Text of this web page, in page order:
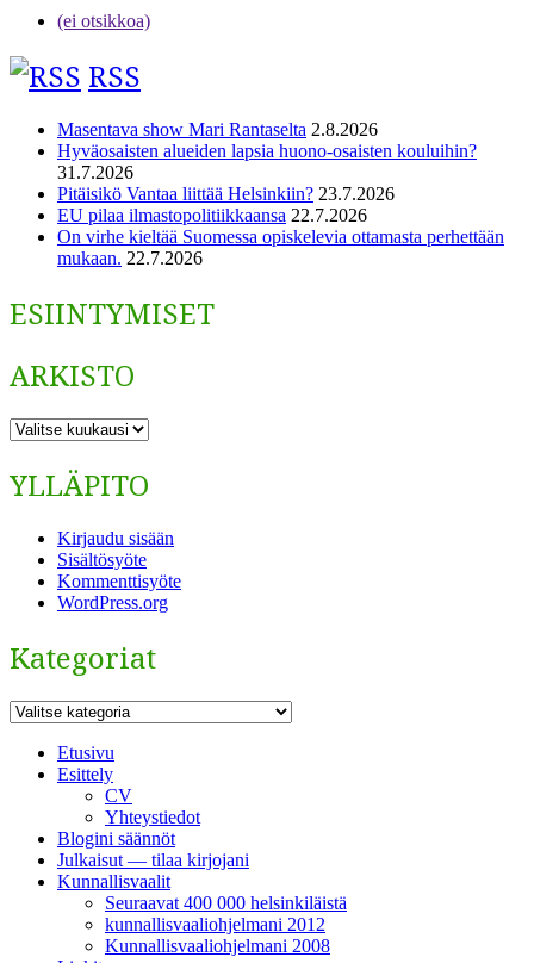
(ei otsikkoa)
RSS
Masentava show Mari Rantaselta 2.8.2026
Hyväosaisten alueiden lapsia huono-osaisten kouluihin?
31.7.2026
Pitäisikö Vantaa liittää Helsinkiin? 23.7.2026
EU pilaa ilmastopolitiikkaansa 22.7.2026
On virhe kieltää Suomessa opiskelevia ottamasta perhettään
mukaan. 22.7.2026
ESIINTYMISET
ARKISTO
ARKISTO
YLLÄPITO
Kirjaudu sisään
Sisältösyöte
Kommenttisyöte
WordPress.org
Kategoriat
Kategoriat
Etusivu
Esittely
CV
Yhteystiedot
Blogini säännöt
Julkaisut — tilaa kirjojani
Kunnallisvaalit
Seuraavat 400 000 helsinkiläistä
kunnallisvaaliohjelmani 2012
Kunnallisvaaliohjelmani 2008